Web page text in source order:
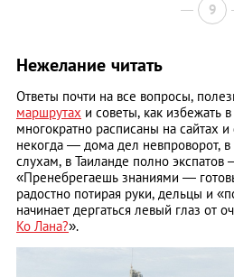
9
Нежелание читать
Ответы почти на все вопросы,
маршрутах и советы, как избежать
многократно расписаны на сайтах
некогда — дома дел невпроворот,
слухам, в Таиланде полно экспатов
«Пренебрегаешь знаниями —
радостно потирая руки, дельцы и
начинает дергаться левый глаз от
Ко Лана?».